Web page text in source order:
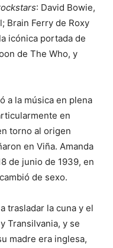
: David Bowie,
Brain Ferry de Roxy
icónica portada de
de The Who, y
a la música en plena
en
torno al origen
en Viña. Amanda
de junio de 1939, en
de sexo.
trasladar la cuna y el
Transilvania, y se
madre era inglesa,